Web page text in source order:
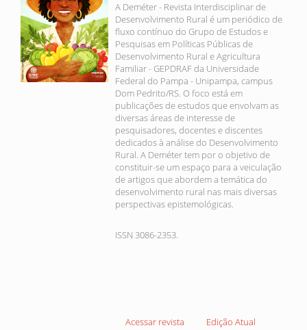
A Deméter - Revista Interdisciplinar de
Desenvolvimento Rural é um periódico de
fluxo contínuo do Grupo de Estudos e
Pesquisas em Políticas Públicas de
Desenvolvimento Rural e Agricultura
Familiar - GEPDRAF da Universidade
Federal do Pampa - Unipampa, campus
Dom Pedrito/RS. O foco está em
publicações de estudos que envolvam as
diversas áreas de interesse de
pesquisadores, docentes e discentes
dedicados à análise do Desenvolvimento
Rural. A Deméter tem por o objetivo de
constituir-se um espaço para a veiculação
de artigos que abordem a temática do
desenvolvimento rural nas mais diversas
perspectivas epistemológicas.
ISSN 3086-2353.
Acessar revista Edição Atual